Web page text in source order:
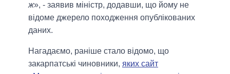
ж», - заявив міністр, додавши, що йому не
відоме джерело походження опублікованих
даних.
Нагадаємо, раніше стало відомо, що
закарпатські чиновники, яких сайт